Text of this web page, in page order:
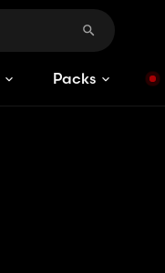
Packs